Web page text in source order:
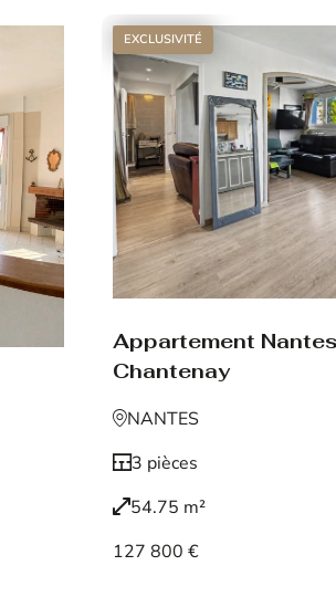
EXCLUSIVITÉ
Appartement
Chantenay
NANTES
3 pièces
54.75 m²
127 800 €